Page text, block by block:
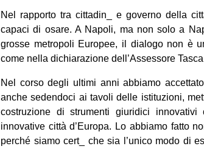
Nel rapporto tra cittadin_ e governo della
capaci di osare. A Napoli, ma non solo a
grosse metropoli Europee, il dialogo non è
come nella dichiarazione dell’Assessore
Nel corso degli ultimi anni abbiamo
anche sedendoci ai tavoli delle istituzioni,
costruzione di strumenti giuridici
innovative città d’Europa. Lo abbiamo fatto
perché siamo cert_ che sia l’unico modo di